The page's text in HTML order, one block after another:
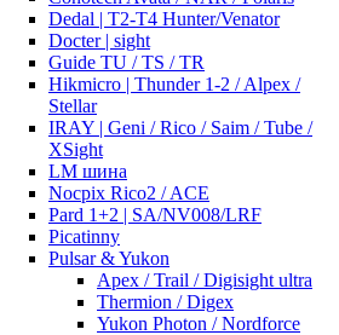
Dedal | T2-T4 Hunter/Venator
Docter | sight
Guide TU / TS / TR
Hikmicro | Thunder 1-2 / Alpex /
Stellar
IRAY | Geni / Rico / Saim / Tube /
XSight
LM шина
Nocpix Rico2 / ACE
Pard 1+2 | SA/NV008/LRF
Picatinny
Pulsar & Yukon
Apex / Trail / Digisight ultra
Thermion / Digex
Yukon Photon / Nordforce